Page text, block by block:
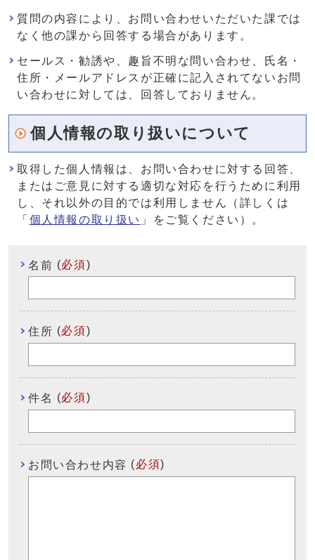
質問の内容により、お問い合わせいただいた課では
なく他の課から回答する場合があります。
セールス・勧誘や、趣旨不明な問い合わせ、氏名・
住所・メールアドレスが正確に記入されてないお問
い合わせに対しては、回答しておりません。
個人情報の取り扱いについて
取得した個人情報は、お問い合わせに対する回答、
またはご意見に対する適切な対応を行うために利用
し、それ以外の目的では利用しません（詳しくは
「 個人情報の取り扱い 」をご覧ください）。
名前 (必須)
住所 (必須)
件名 (必須)
お問い合わせ内容 (必須)